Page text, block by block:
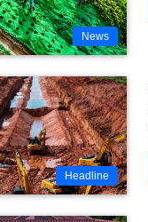
News
Headline